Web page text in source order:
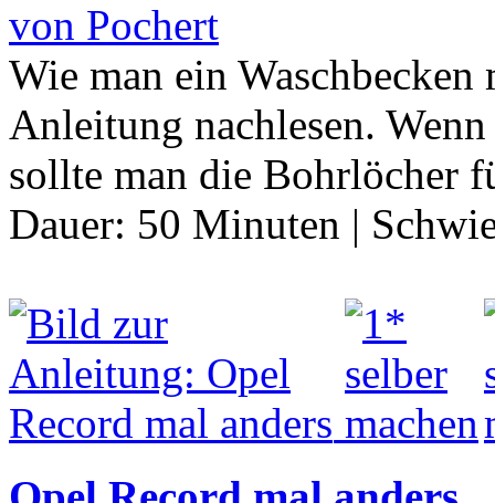
von Pochert
Wie man ein
Anleitung nachlesen.
sollte man die Bohrlöcher
Dauer: 50 Minuten |